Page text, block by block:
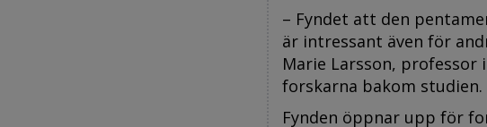
– Fyndet att den
är intressant även för
Marie Larsson, professor
forskarna bakom studien.
Fynden öppnar upp för